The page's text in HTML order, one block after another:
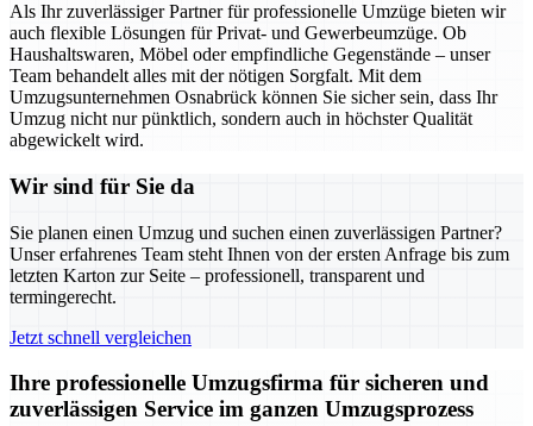
Als Ihr zuverlässiger Partner für professionelle Umzüge bieten wir
auch flexible Lösungen für Privat- und Gewerbeumzüge. Ob
Haushaltswaren, Möbel oder empfindliche Gegenstände – unser
Team behandelt alles mit der nötigen Sorgfalt. Mit dem
Umzugsunternehmen Osnabrück können Sie sicher sein, dass Ihr
Umzug nicht nur pünktlich, sondern auch in höchster Qualität
abgewickelt wird.
Wir sind für Sie da
Sie planen einen Umzug und suchen einen zuverlässigen Partner?
Unser erfahrenes Team steht Ihnen von der ersten Anfrage bis zum
letzten Karton zur Seite – professionell, transparent und
termingerecht.
Jetzt schnell vergleichen
Ihre professionelle Umzugsfirma für sicheren und
zuverlässigen Service im ganzen Umzugsprozess